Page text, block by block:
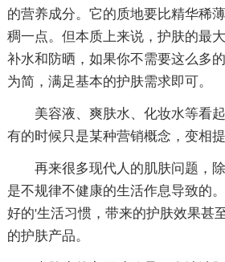
的营养成分。它的质地要比精华稀
稠一点。但本质上来说，护肤的最
补水和防晒，如果你不需要这么多
为简，满足基本的护肤需求即可。
美容液、爽肤水、化妆水等看
有的时候只是某种营销概念，变相
再来很多现代人的肌肤问题，
是不规律不健康的生活作息导致的
好的'生活习惯，带来的护肤效果甚
的护肤产品。